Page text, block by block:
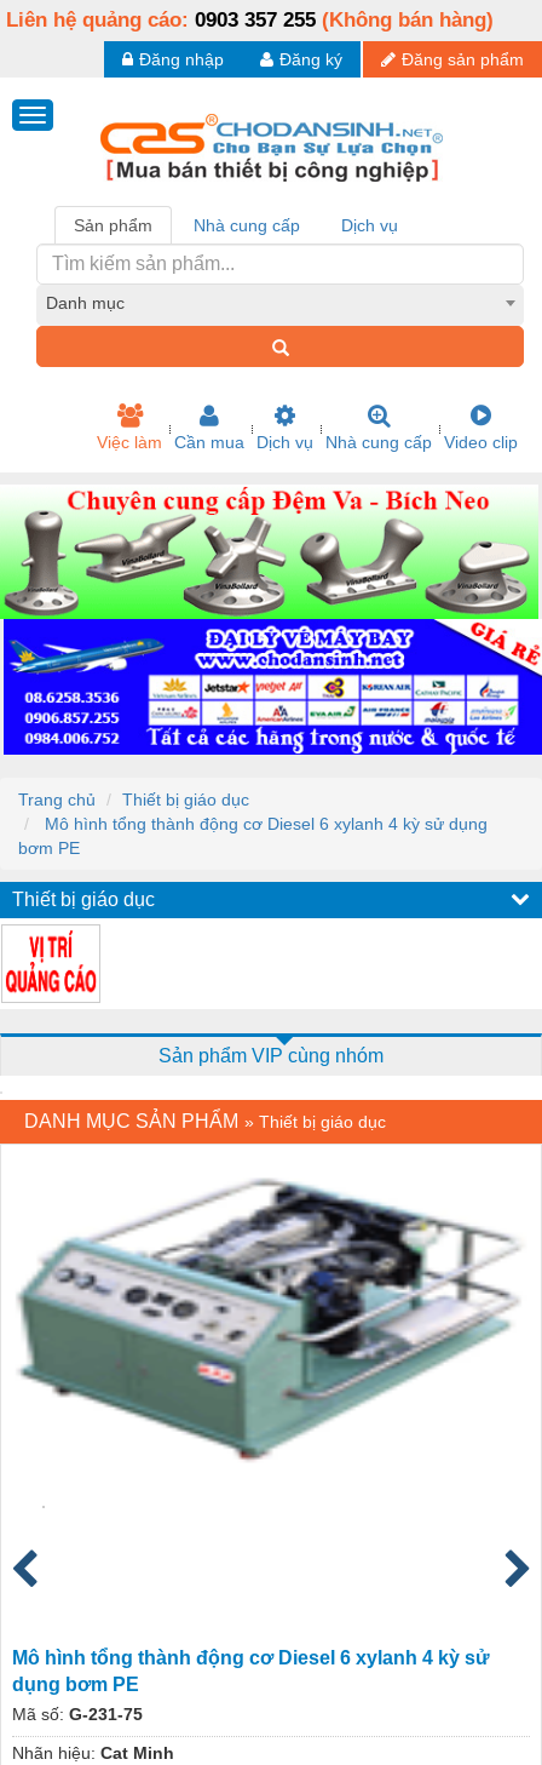
Liên hệ quảng cáo: 0903 357 255 (Không bán hàng)
Đăng sản phẩm
Đăng ký
Đăng nhập
Sản phẩm Nhà cung cấp Dịch vụ
Danh mục
Việc làm Cần mua Dịch vụ Nhà cung cấp Video clip
Trang chủ
Thiết bị giáo dục
Mô hình tổng thành động cơ Diesel 6 xylanh 4 kỳ sử dụng
bơm PE
Thiết bị giáo dục
Sản phẩm VIP cùng nhóm
DANH MỤC SẢN PHẨM » Thiết bị giáo dục
Mô hình tổng thành động cơ Diesel 6 xylanh 4 kỳ sử
dụng bơm PE
Mã số: G-231-75
Nhãn hiệu: Cat Minh